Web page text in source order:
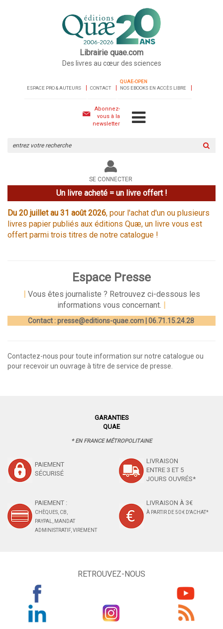
Librairie quae.com
Des livres au cœur des sciences
ESPACE PRO & AUTEURS CONTACT
QUAE-OPEN
NOS EBOOKS EN ACCÈS LIBRE
Abonnez-
vous à la
newsletter
le
site
SE CONNECTER
Un livre acheté = un livre offert !
Du 20 juillet au 31 août 2026, pour l'achat d'un ou plusieurs
livres papier publiés aux éditions Quæ, un livre vous est
offert parmi trois titres de notre catalogue !
Espace Presse
| Vous êtes journaliste ? Retrouvez ci-dessous les
informations vous concernant. |
Contact :presse@editions-quae.com| 06.71.15.24.28
Contactez-nous pour toute information sur notre catalogue ou
pour recevoir un ouvrage à titre de service de presse.
GARANTIES
QUAE
* EN FRANCE MÉTROPOLITAINE
PAIEMENT
SÉCURISÉ
LIVRAISON
ENTRE 3 ET 5
JOURS OUVRÉS*
PAIEMENT :
CHÈQUES, CB,
PAYPAL, MANDAT
ADMINISTRATIF, VIREMENT
LIVRAISON À 3€
À PARTIR DE 50 € D'ACHAT*
RETROUVEZ-NOUS